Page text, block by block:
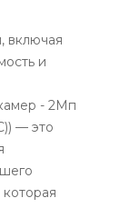
включая
и
- 2Мп
— это